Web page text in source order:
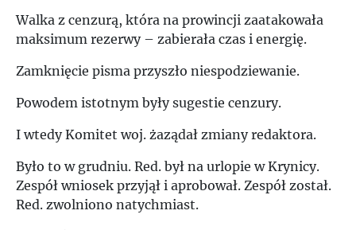
Walka z cenzurą, która na prowincji zaatakowała
maksimum rezerwy – zabierała czas i energię.
Zamknięcie pisma przyszło niespodziewanie.
Powodem istotnym były sugestie cenzury.
I wtedy Komitet woj. żaządał zmiany redaktora.
Było to w grudniu. Red. był na urlopie w Krynicy.
Zespół wniosek przyjął i aprobował. Zespół został.
Red. zwolniono natychmiast.